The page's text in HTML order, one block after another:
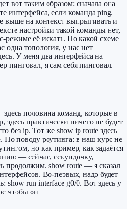
вот таким образом: сначала она
интерфейса, если команда ping.
выше на контекст выпрыгивать и
настройки такой команды нет,
режиме её искать. По какой схеме
одна топология, у нас нет
У меня два интерфейса на
пинговал, я сам себя пинговал.
половина команд, которые в
здесь практически ничего не будет
без ip. Тот же show ip route здесь
По поводу роутинга: в наш курс не
но как пример, как задаётся
— сейчас, секундочку,
продолжим. show route — я сказал
Во-первых, надо будет
show run interface g0/0. Вот здесь у
чтобы он